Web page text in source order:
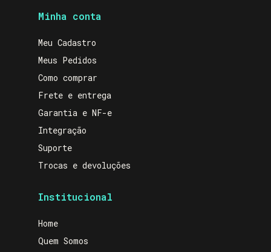
Minha conta
Meu Cadastro
Meus Pedidos
Como comprar
Frete e entrega
Garantia e NF-e
Integração
Suporte
Trocas e devoluções
Institucional
Home
Quem Somos